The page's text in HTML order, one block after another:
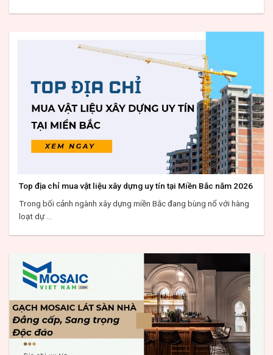
Top địa chỉ mua vật liệu xây dựng uy tín tại Miền Bắc năm 2026
Trong bối cảnh ngành xây dựng miền Bắc đang bùng nổ với hàng
loạt dự ...